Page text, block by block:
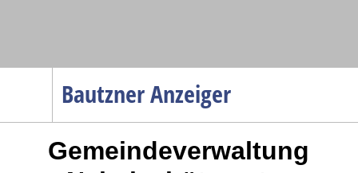
Bautzner Anzeiger
Menüpunkte
PolitikGemeindeverwaltung